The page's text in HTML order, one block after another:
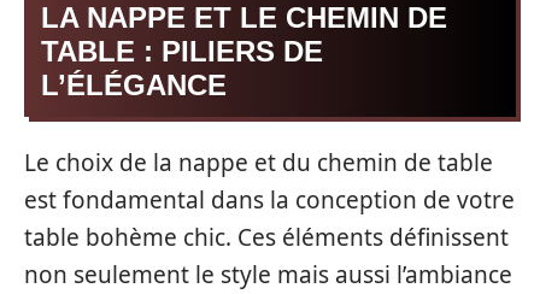
LA NAPPE ET LE CHEMIN DE
TABLE : PILIERS DE
L’ÉLÉGANCE
Le choix de la nappe et du chemin de table
est fondamental dans la conception de votre
table bohème chic. Ces éléments définissent
non seulement le style mais aussi l’ambiance